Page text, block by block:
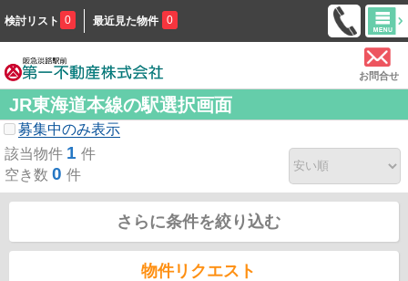
検討リスト 0 最近見た物件 0
お問合せ
JR東海道本線の駅選択画面
募集中のみ表示
該当物件 1 件
空き数 0 件
さらに条件を絞り込む
物件リクエスト